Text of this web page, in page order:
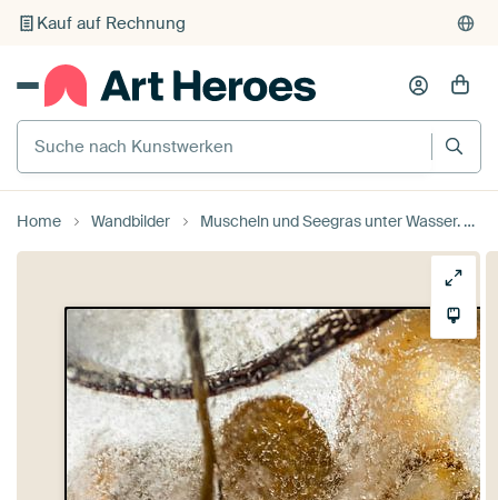
Individueller Druck auf Bestellung
Suche nach Kunstwerken
Home Wandbilder Muscheln und Seegras unter Wasser. von Sia Windig